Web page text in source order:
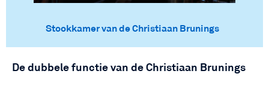
Stookkamer van de Christiaan Brunings
De dubbele functie van de Christiaan Brunings